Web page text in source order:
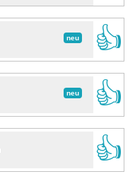
neu
👍
neu
👍
👍